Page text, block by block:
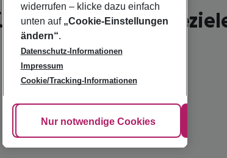
- schönste
widerrufen – klicke dazu einfach
unten auf „Cookie-Einstellungen
ändern“.
Datenschutz-Informationen
Impressum
Cookie/Tracking-Informationen
Cookie anpassen
Nur notwendige Cookies